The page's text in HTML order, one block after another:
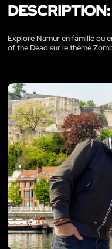
DESCRIPTION:
Explore Namur en famille ou
of the Dead sur le thème